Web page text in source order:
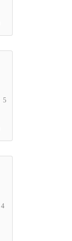
5
4